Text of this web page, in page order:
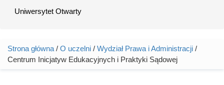
Uniwersytet Otwarty
Jesteś tutaj
Strona główna / O uczelni / Wydział Prawa i Administracji /
Centrum Inicjatyw Edukacyjnych i Praktyki Sądowej